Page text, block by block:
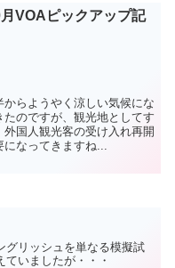
VOAピックアップ記
らようやく涼しい気候にな
のですが、観光地としてす
国人観光客の受け入れ再開
なってきますね...
グリッシュを単なる模擬試
ていましたが・・・